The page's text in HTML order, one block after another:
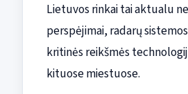
Lietuvos rinkai tai aktualu
perspėjimai, radarų
kritinės reikšmės
kituose miestuose.